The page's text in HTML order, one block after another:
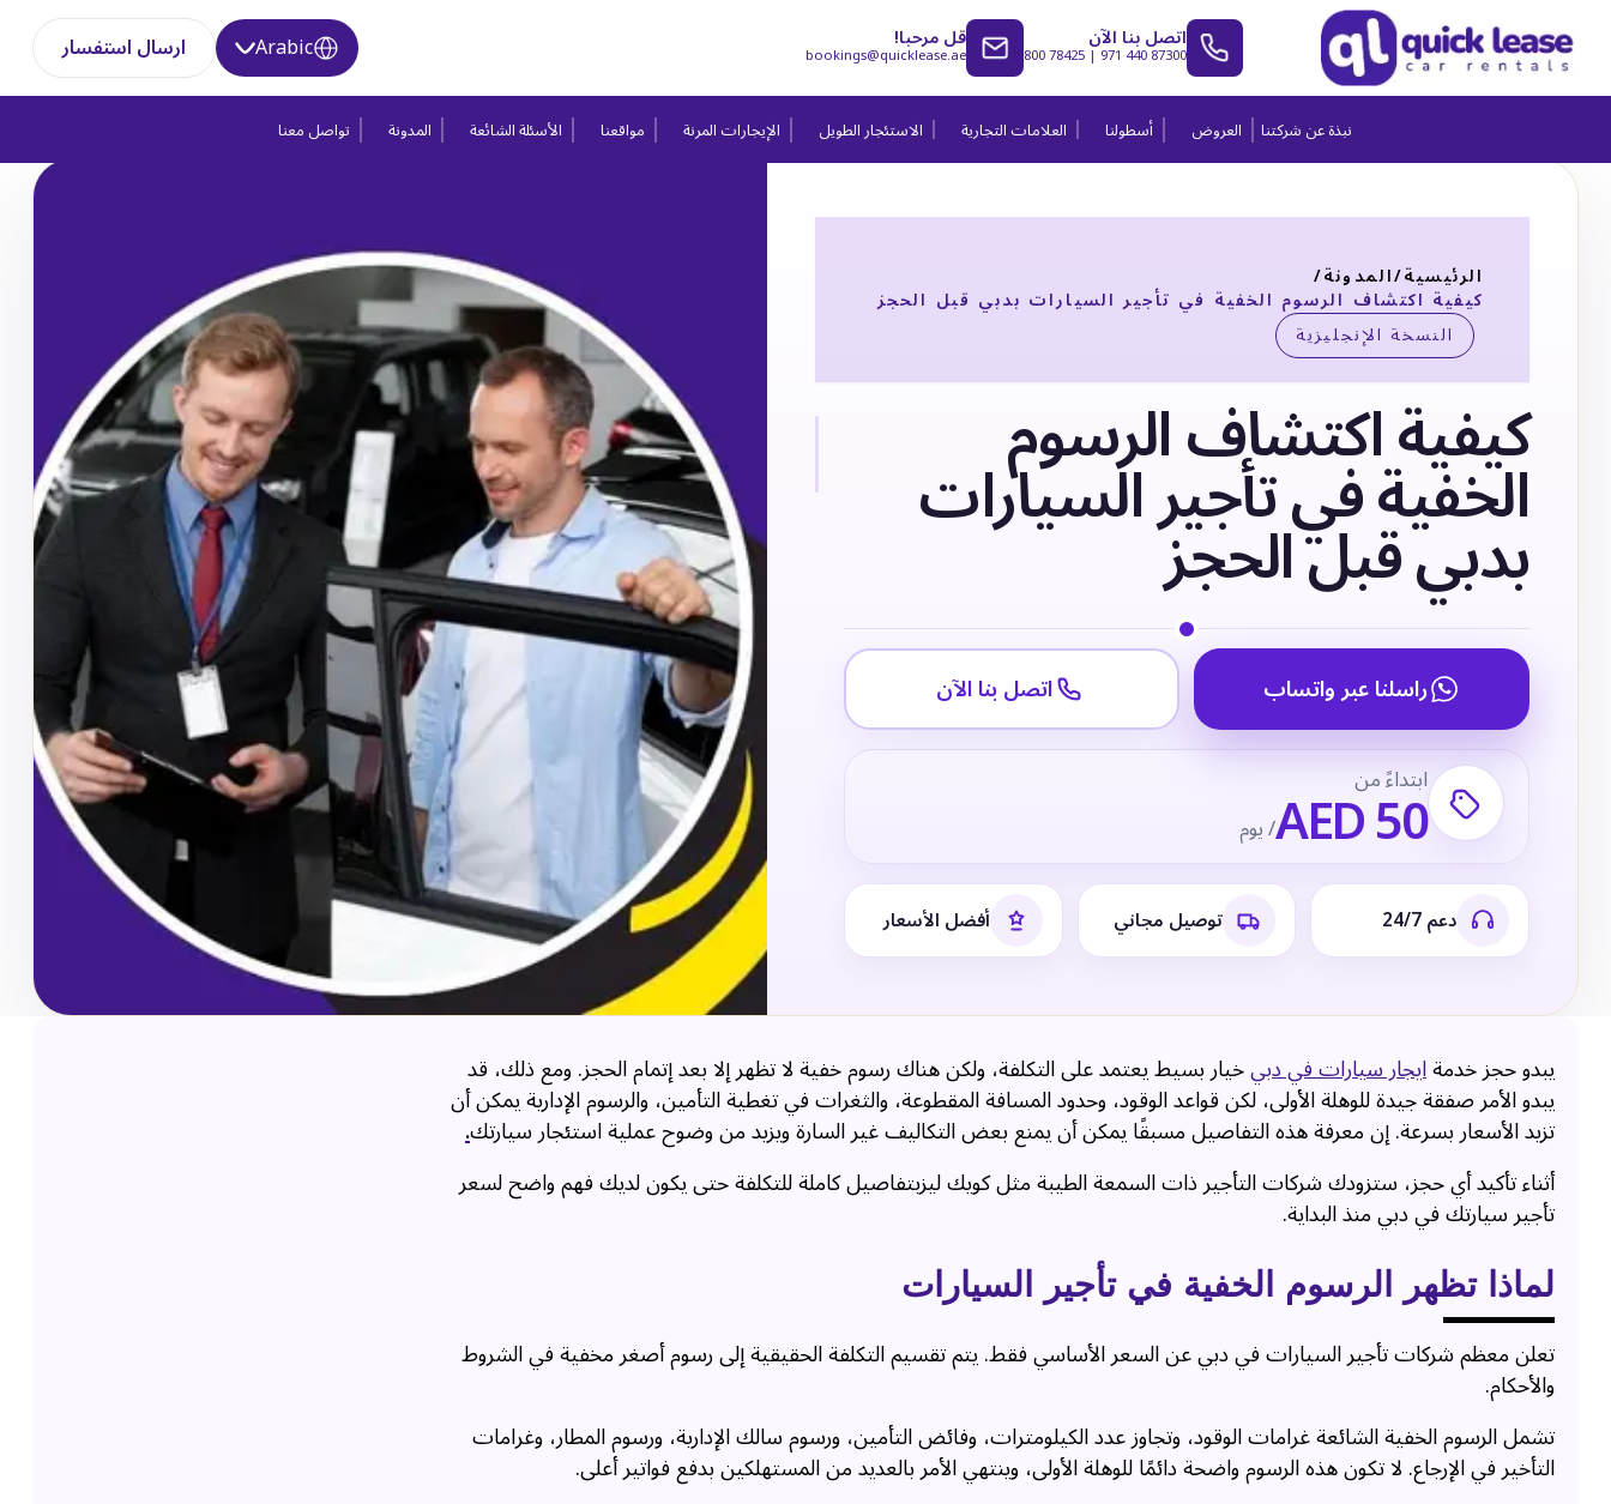
اتصل بنا الآن800 78425 |971 440 87300 قل مرحبا!
bookings@quicklease.ae
Arabic ارسال استفسار
نبذة عن شركتنا العروض أسطولنا العلامات التجارية الاستئجار الطويل الإيجارات المرنة مواقعنا الأسئلة الشائعة المدونة تواصل معنا
الرئيسية/المدونة/
كيفية اكتشاف الرسوم الخفية في تأجير السيارات بدبي قبل الحجز
النسخة الإنجليزية
كيفية اكتشاف الرسوم
الخفية في تأجير السيارات
بدبي قبل الحجز
راسلنا عبر واتساب اتصل بنا الآن
ابتداءً من
AED 50/ يوم
دعم 24/7 توصيل مجاني أفضل الأسعار
يبدو حجز خدمةايجار سيارات في دبيخيار بسيط يعتمد على التكلفة، ولكن هناك رسوم خفية لا تظهر إلا بعد إتمام الحجز. ومع ذلك، قد
يبدو الأمر صفقة جيدة للوهلة الأولى، لكن قواعد الوقود، وحدود المسافة المقطوعة، والثغرات في تغطية التأمين، والرسوم الإدارية يمكن أن
تزيد الأسعار بسرعة. إن معرفة هذه التفاصيل مسبقًا يمكن أن يمنع بعض التكاليف غير السارة ويزيد من وضوح عملية استئجار سيارتك.
أثناء تأكيد أي حجز، ستزودك شركات التأجير ذات السمعة الطيبة مثل كويك ليزبتفاصيل كاملة للتكلفة حتى يكون لديك فهم واضح لسعر
تأجير سيارتك في دبي منذ البداية.
لماذا تظهر الرسوم الخفية في تأجير السيارات
تعلن معظم شركات تأجير السيارات في دبي عن السعر الأساسي فقط. يتم تقسيم التكلفة الحقيقية إلى رسوم أصغر مخفية في الشروط
والأحكام.
تشمل الرسوم الخفية الشائعة غرامات الوقود، وتجاوز عدد الكيلومترات، وفائض التأمين، ورسوم سالك الإدارية، ورسوم المطار، وغرامات
التأخير في الإرجاع. لا تكون هذه الرسوم واضحة دائمًا للوهلة الأولى، وينتهي الأمر بالعديد من المستهلكين بدفع فواتير أعلى.